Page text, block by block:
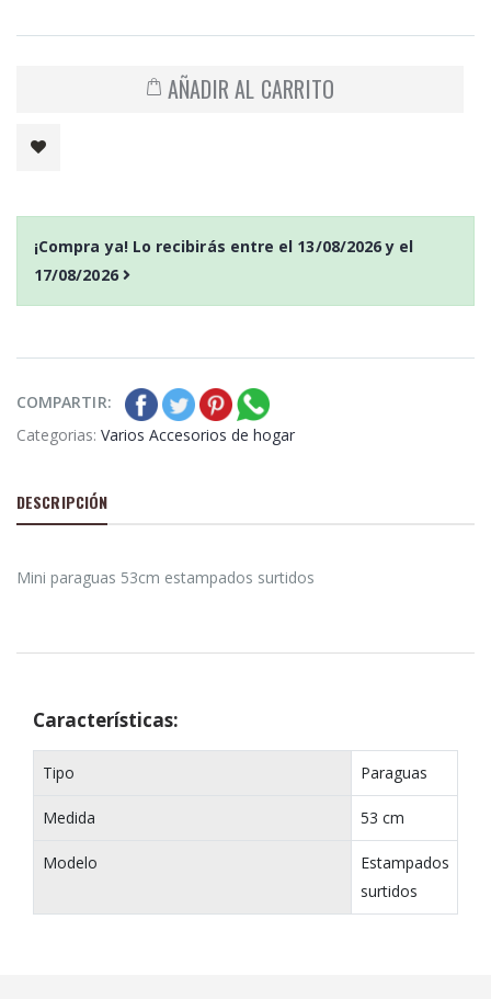
AÑADIR AL CARRITO
¡Compra ya! Lo recibirás entre el 13/08/2026y el
17/08/2026
COMPARTIR:
Categorias: Varios Accesorios de hogar
DESCRIPCIÓN
Mini paraguas 53cm estampados surtidos
Características:
Tipo Paraguas
Medida 53 cm
Modelo
Estampados
surtidos